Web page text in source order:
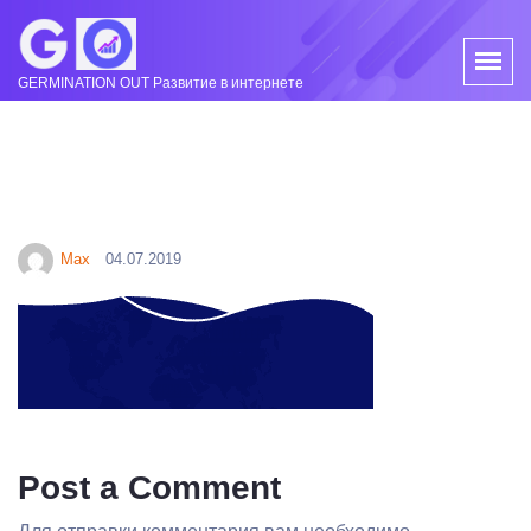
GERMINATION OUT Развитие в интернете
Max 04.07.2019
Post a Comment